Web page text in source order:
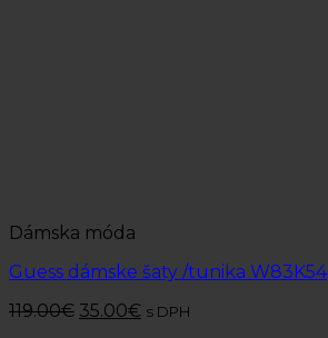
Dámska móda
Guess dámske šaty /tunika W83K54
119.00€ 35.00€ s DPH